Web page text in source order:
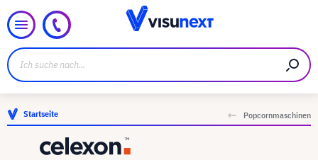
Startseite Popcornmaschinen